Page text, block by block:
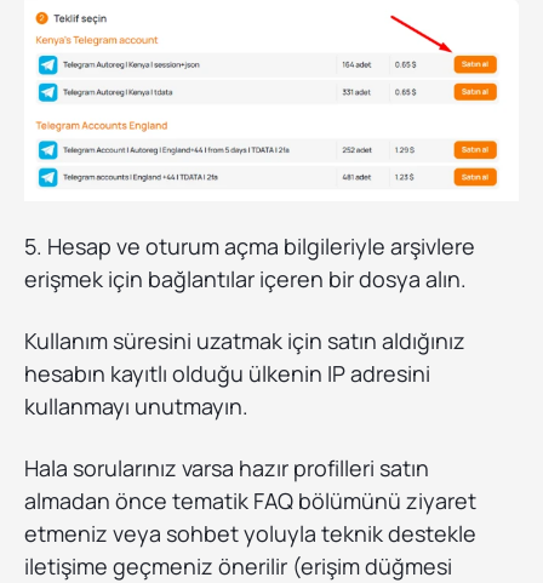
5. Hesap ve oturum açma bilgileriyle arşivlere
erişmek için bağlantılar içeren bir dosya alın.
Kullanım süresini uzatmak için satın aldığınız
hesabın kayıtlı olduğu ülkenin IP adresini
kullanmayı unutmayın.
Hala sorularınız varsa hazır profilleri satın
almadan önce tematik FAQ bölümünü ziyaret
etmeniz veya sohbet yoluyla teknik destekle
iletişime geçmeniz önerilir (erişim düğmesi